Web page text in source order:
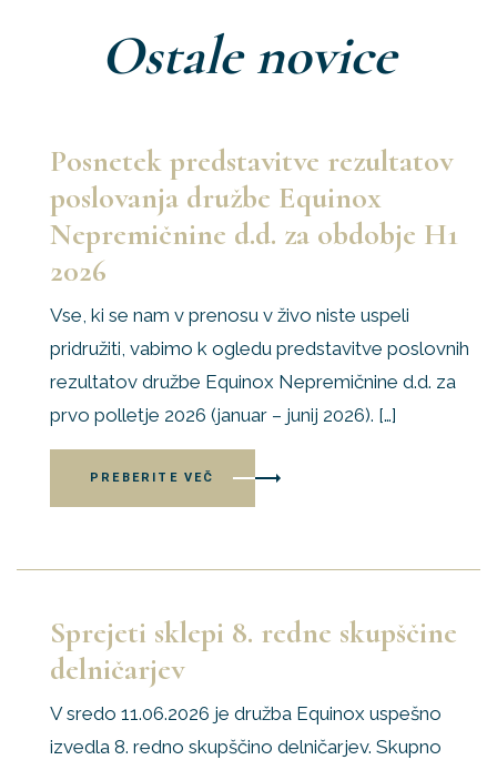
Ostale novice
Posnetek predstavitve rezultatov
poslovanja družbe Equinox
Nepremičnine d.d. za obdobje H1
2026
Vse, ki se nam v prenosu v živo niste uspeli
pridružiti, vabimo k ogledu predstavitve poslovnih
rezultatov družbe Equinox Nepremičnine d.d. za
prvo polletje 2026 (januar – junij 2026). […]
PREBERITE VEČ
Sprejeti sklepi 8. redne skupščine
delničarjev
V sredo 11.06.2026 je družba Equinox uspešno
izvedla 8. redno skupščino delničarjev. Skupno